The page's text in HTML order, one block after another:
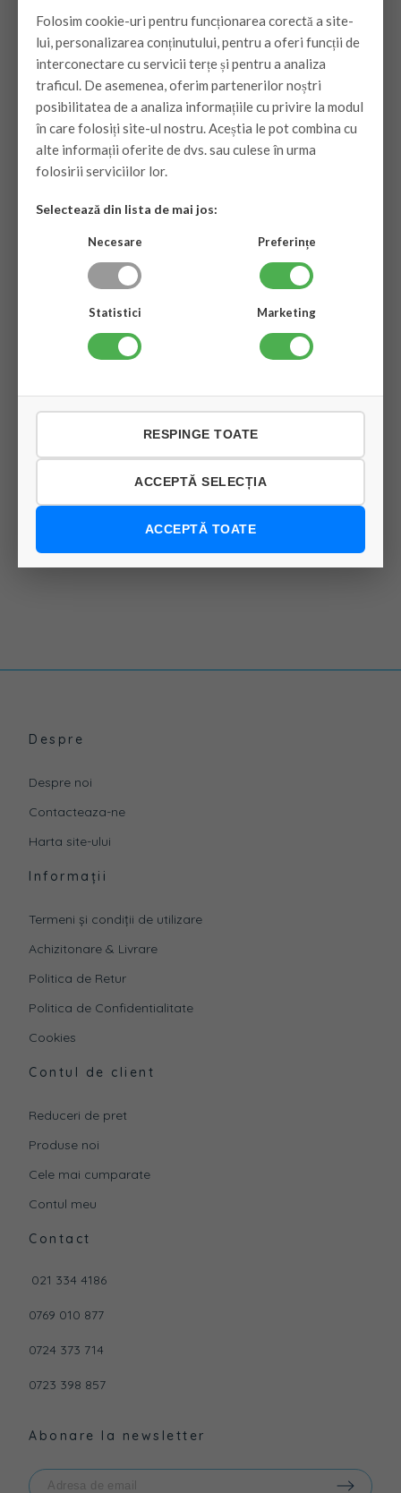
Aparat de aer
conditionat Yukon
Freedom ASW-
H18C5E4, 18000BTU,
Inverter, A++, WI FI
Montaj inclus in Mun. Bucuresti, in
limita a 3 metri
Traseu frigorific suplimentar 150 ron
Garantie produs : 24 luni
3.600 lei
VEZI PRODUSUL
Despre
Despre noi
Contacteaza-ne
Harta site-ului
Informații
Termeni și condiții de utilizare
Achizitonare & Livrare
Politica de Retur
Politica de Confidentialitate
Cookies
Contul de client
Reduceri de pret
Produse noi
Cele mai cumparate
Contul meu
Contact
021 334 4186
0769 010 877
0724 373 714
0723 398 857
Abonare la newsletter
Folosim cookie-uri pentru funcționarea corectă a site-
lui, personalizarea conținutului, pentru a oferi funcții de
interconectare cu servicii terțe și pentru a analiza
traficul. De asemenea, oferim partenerilor noștri
posibilitatea de a analiza informațiile cu privire la modul
în care folosiți site-ul nostru. Aceștia le pot combina cu
alte informații oferite de dvs. sau culese în urma
folosirii serviciilor lor.
Selectează din lista de mai jos:
Necesare Preferințe
Statistici Marketing
RESPINGE TOATE
ACCEPTĂ SELECȚIA
ACCEPTĂ TOATE